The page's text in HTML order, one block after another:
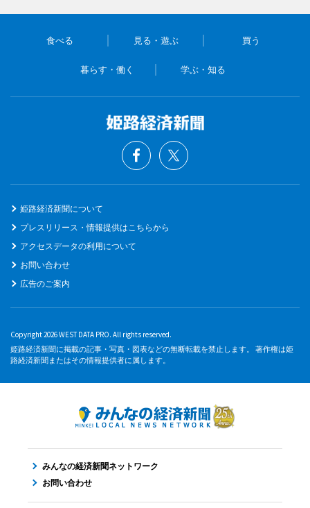
食べる 見る・遊ぶ 買う
暮らす・働く 学ぶ・知る
姫路経済新聞について
プレスリリース・情報提供はこちらから
アクセスデータの利用について
お問い合わせ
広告のご案内
Copyright 2026 WEST DATA PRO. All rights reserved.
姫路経済新聞に掲載の記事・写真・図表などの無断転載を禁止します。 著作権は姫
路経済新聞またはその情報提供者に属します。
みんなの経済新聞ネットワーク
お問い合わせ